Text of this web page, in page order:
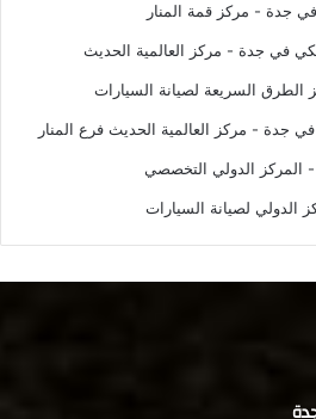
جدة - مركز قمة المنار
في جدة - مركز العالمية الحديث
الطرق السريعة لصيانة السيارات
في جدة - مركز العالمية الحديث فرع المنار
- المركز الدولي التخصصي
الدولي لصيانة السيارات